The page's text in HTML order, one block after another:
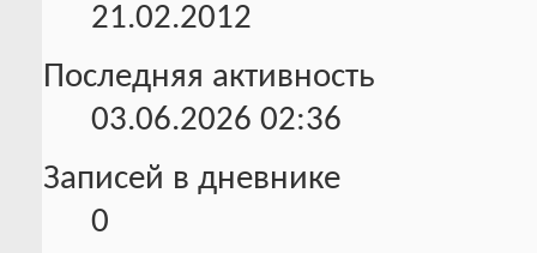
21.02.2012
Последняя активность
03.06.2026 02:36
Записей в дневнике
0